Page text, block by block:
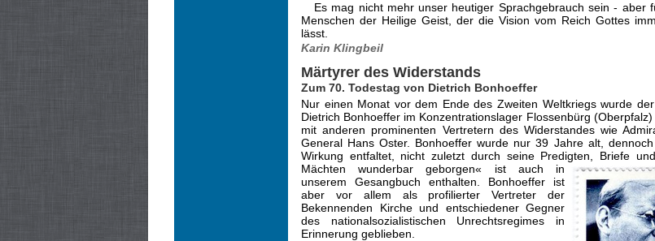
Es mag nicht mehr unser heutiger Sprachgebrauch sein - aber
Menschen der Heilige Geist, der die Vision vom Reich Gottes
lässt.
Karin Klingbeil
Märtyrer des Widerstands
Zum 70. Todestag von Dietrich Bonhoeffer
Nur einen Monat vor dem Ende des Zweiten Weltkriegs wurde
Dietrich Bonhoeffer im Konzentrationslager Flossenbürg
mit anderen prominenten Vertretern des Widerstandes wie
General Hans Oster. Bonhoeffer wurde nur 39 Jahre alt,
Wirkung entfaltet, nicht zuletzt durch seine Predigten, Briefe
Mächten wunderbar geborgen« ist auch in
unserem Gesangbuch enthalten. Bonhoeffer ist
aber vor allem als profilierter Vertreter der
Bekennenden Kirche und entschiedener Gegner
des national­sozialistischen Unrechtsregimes in
Erinnerung ge­blieben.